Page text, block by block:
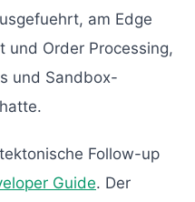
am Edge
und Order Processing,
und Sandbox-
Follow-up
Guide. Der